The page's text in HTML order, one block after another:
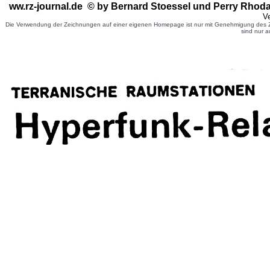
ww.rz-journal.de © by Bernard Stoessel und Perry
Die Verwendung der Zeichnungen auf einer eigenen Homepage ist nur mit Genehmigung
sind nur